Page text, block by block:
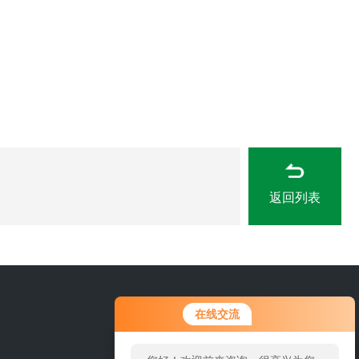
在线交流
返回列表
0316-6227618